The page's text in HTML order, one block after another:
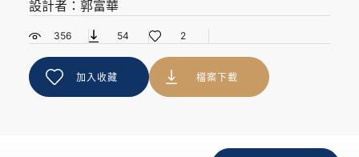
設計者：郭富華
356 54 2
加入收藏 檔案下載